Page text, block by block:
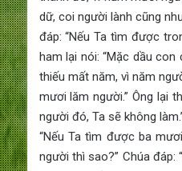
dữ, coi người lành cũng
đáp: “Nếu Ta tìm được
ham lại nói: “Mặc dầu
thiếu mất năm, vì năm
mươi lăm người.” Ông lại
người đó, Ta sẽ không
“Nếu Ta tìm được ba
người thì sao?” Chúa đáp: